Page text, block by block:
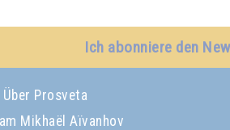
Ich abonniere den
Über Prosveta
Mikhaël Aïvanhov